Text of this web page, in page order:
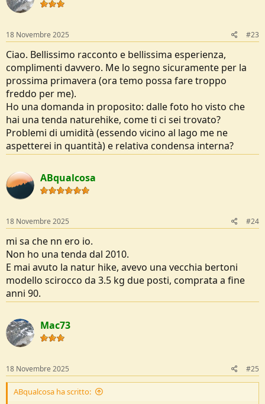
i
o
s
:
18 Novembre 2025 #23
Ciao. Bellissimo racconto e bellissima esperienza,
complimenti davvero. Me lo segno sicuramente per la
prossima primavera (ora temo possa fare troppo
freddo per me).
Ho una domanda in proposito: dalle foto ho visto che
hai una tenda naturehike, come ti ci sei trovato?
Problemi di umidità (essendo vicino al lago me ne
aspetterei in quantità) e relativa condensa interna?
ABqualcosa
18 Novembre 2025 #24
mi sa che nn ero io.
Non ho una tenda dal 2010.
E mai avuto la natur hike, avevo una vecchia bertoni
modello scirocco da 3.5 kg due posti, comprata a fine
anni 90.
Mac73
18 Novembre 2025 #25
ABqualcosa ha scritto: